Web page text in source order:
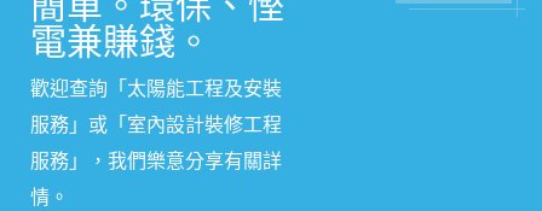
電兼賺錢。
歡迎查詢「太陽能工程及安裝
服務」或 「 室內設計裝修工程
服務 」
，我們樂意分享有關詳
情。